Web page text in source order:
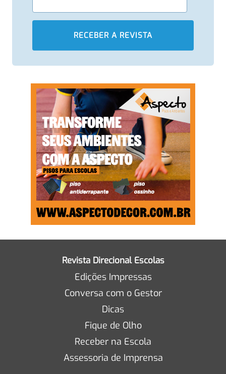
Revista Direcional Escolas
Edições Impressas
Conversa com o Gestor
Dicas
Fique de Olho
Receber na Escola
Assessoria de Imprensa